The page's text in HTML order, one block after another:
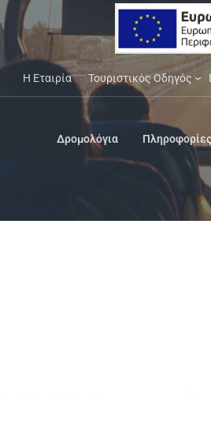
Η Εταιρία Τουριστικός Οδηγός
Δρομολόγια Πληροφορίες